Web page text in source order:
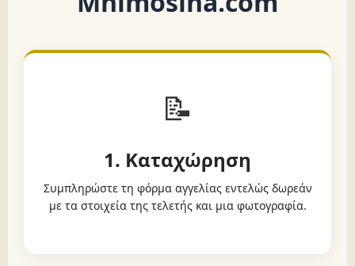
📝
1. Καταχώρηση
Συμπληρώστε τη φόρμα αγγελίας εντελώς δωρεάν
με τα στοιχεία της τελετής και μια φωτογραφία.